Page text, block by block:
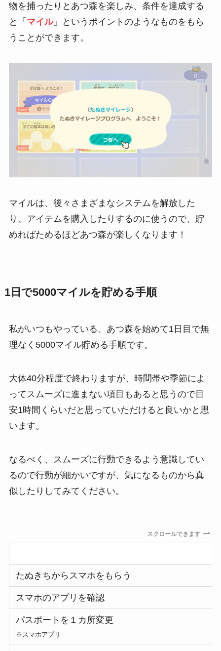
物を捕ったりとあつ森を楽しみ、条件を達成する
と「 マイル」というポイントのようなものをもら
うことができます。
マイルは、後々さまざまなシステムを解放した
り、アイテムを購入したりするのに使うので、貯
めればためるほどあつ森が楽しくなります！
1日で5000マイルを貯める手順
私がいつもやっている、あつ森を始めて1日目で無
理なく5000マイル貯める手順です。
大体40分程度で終わりますが、時間帯や季節によ
ってスムーズに進まない項目もあると思うので目
安1時間くらいだと思っていただけると良いかと思
います。
なるべく、スムーズに行動できるよう意識してい
るので行動が細かいですが、気になるものから真
似したりしてみてください。
スクロールできます
たぬきちからスマホをもらう
スマホのアプリを確認
パスポートを１カ所変更
※スマホアプリ